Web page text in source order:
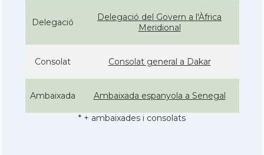
Delegació
Delegació del Govern a l'Àfrica
Meridional
Consolat Consolat general a Dakar
Ambaixada Ambaixada espanyola a Senegal
* + ambaixades i consolats